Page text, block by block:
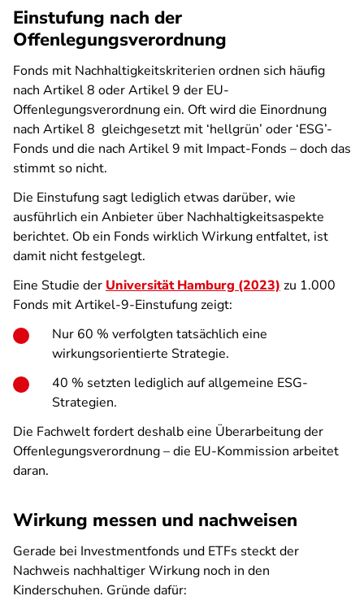
Einstufung nach der
Offenlegungsverordnung
Fonds mit Nachhaltigkeitskriterien ordnen sich häufig
nach Artikel 8 oder Artikel 9 der EU-
Offenlegungsverordnung ein. Oft wird die Einordnung
nach Artikel 8 gleichgesetzt mit ‘hellgrün’ oder ‘ESG’-
Fonds und die nach Artikel 9 mit Impact-Fonds – doch das
stimmt so nicht.
Die Einstufung sagt lediglich etwas darüber, wie
ausführlich ein Anbieter über Nachhaltigkeitsaspekte
berichtet. Ob ein Fonds wirklich Wirkung entfaltet, ist
damit nicht festgelegt.
Eine Studie der Universität Hamburg (2023) zu 1.000
Fonds mit Artikel-9-Einstufung zeigt:
Nur 60 % verfolgten tatsächlich eine
wirkungsorientierte Strategie.
40 % setzten lediglich auf allgemeine ESG-
Strategien.
Die Fachwelt fordert deshalb eine Überarbeitung der
Offenlegungsverordnung – die EU-Kommission arbeitet
daran.
Wirkung messen und nachweisen
Gerade bei Investmentfonds und ETFs steckt der
Nachweis nachhaltiger Wirkung noch in den
Kinderschuhen. Gründe dafür: